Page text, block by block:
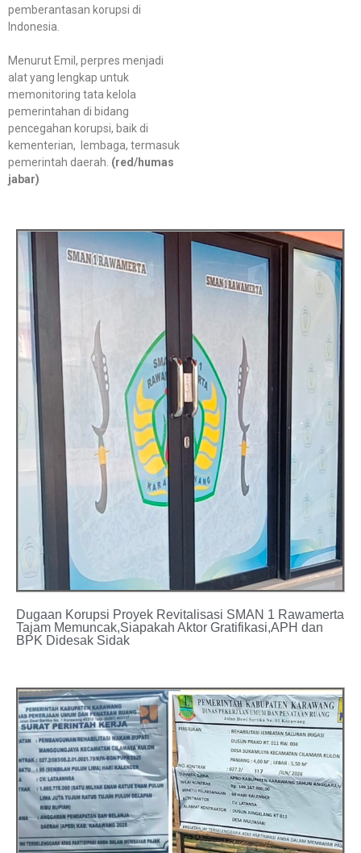
pemberantasan korupsi di
Indonesia.
Menurut Emil, perpres menjadi
alat yang lengkap untuk
memonitoring tata kelola
pemerintahan di bidang
pencegahan korupsi, baik di
kementerian, lembaga, termasuk
pemerintah daerah. (red/humas
jabar)
Dugaan Korupsi Proyek Revitalisasi SMAN 1 Rawamerta
Tajam Memuncak,Siapakah Aktor Gratifikasi,APH dan
BPK Didesak Sidak